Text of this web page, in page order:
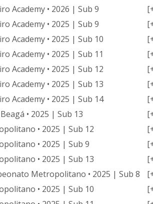
Academy • 2026 | Sub 9
Academy • 2025 | Sub 9
Academy • 2025 | Sub 10
Academy • 2025 | Sub 11
Academy • 2025 | Sub 12
Academy • 2025 | Sub 13
Academy • 2025 | Sub 14
• 2025 | Sub 13
• 2025 | Sub 12
• 2025 | Sub 9
• 2025 | Sub 13
Metropolitano • 2025 | Sub 8
• 2025 | Sub 10